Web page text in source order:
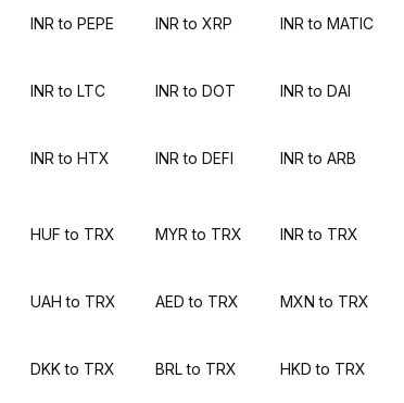
INR to PEPE INR to XRP INR to MATIC
INR to LTC INR to DOT INR to DAI
INR to HTX INR to DEFI INR to ARB
HUF to TRX MYR to TRX INR to TRX
UAH to TRX AED to TRX MXN to TRX
DKK to TRX BRL to TRX HKD to TRX